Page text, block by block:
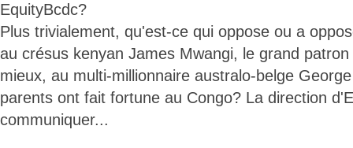
EquityBcdc?
Plus trivialement, qu'est-ce qui oppose ou a
au crésus kenyan James Mwangi, le grand
mieux, au multi-millionnaire australo-belge
parents ont fait fortune au Congo? La direction
communiquer...